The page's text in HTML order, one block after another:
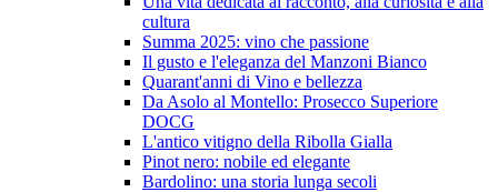
cultura
Summa 2025: vino che passione
Il gusto e l'eleganza del Manzoni Bianco
Quarant'anni di Vino e bellezza
Da Asolo al Montello: Prosecco Superiore
DOCG
L'antico vitigno della Ribolla Gialla
Pinot nero: nobile ed elegante
Bardolino: una storia lunga secoli